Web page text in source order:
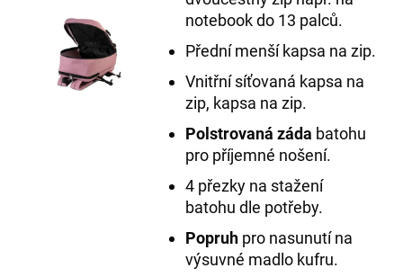
notebook do 13 palců.
Přední menší kapsa na zip.
Vnitřní síťovaná kapsa na
zip, kapsa na zip.
Polstrovaná záda batohu
pro příjemné nošení.
4 přezky na stažení
batohu dle potřeby.
Popruhpro nasunutí na
výsuvné madlo kufru.